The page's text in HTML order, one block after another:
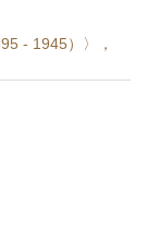
- 1945）〉，